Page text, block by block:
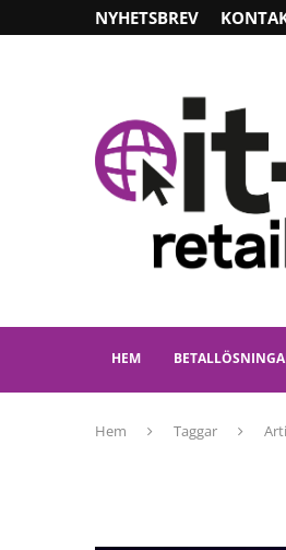
NYHETSBREV
HEM
Hem Taggar